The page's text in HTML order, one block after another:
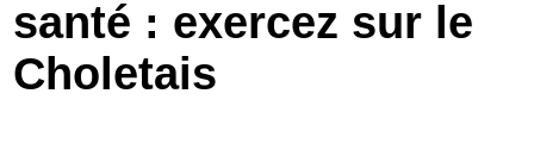
Services
Contacts
santé : exercez sur le
Choletais